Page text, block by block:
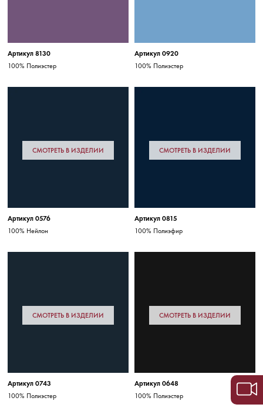
Артикул 8130
100% Полиэстер
Артикул 0920
100% Полиэстер
СМОТРЕТЬ В ИЗДЕЛИИ
Артикул 0576
100% Нейлон
СМОТРЕТЬ В ИЗДЕЛИИ
Артикул 0815
100% Полиэфир
СМОТРЕТЬ В ИЗДЕЛИИ
Артикул 0743
100% Полиэстер
СМОТРЕТЬ В ИЗДЕЛИИ
Артикул 0648
100% Полиэстер